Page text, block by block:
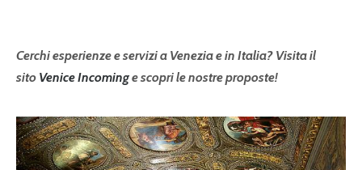
Cerchi esperienze e servizi a Venezia e in Italia? Visita il
sito Venice Incominge scopri le nostre proposte!